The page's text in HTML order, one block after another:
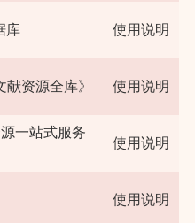
库 使用说明
资源全库》 使用说明
一站式服务
使用说明
使用说明